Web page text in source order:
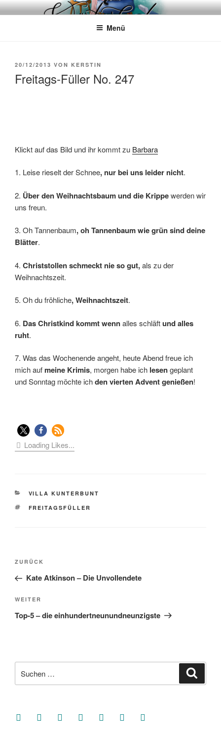
Zum
InhaltWÖRTERKATZE
Von Büchern erzählen
Menü
VERÖFFENTLICHT
20/12/2013 VON KERSTIN
Freitags-Füller No. 247
Klickt auf das Bild und ihr kommt zu Barbara
1. Leise rieselt der Schnee, nur bei uns leider nicht.
2. Über den Weihnachtsbaum und die Krippewerden wir
uns freun.
3. Oh Tannenbaum, oh Tannenbaum wie grün sind deine
Blätter.
4. Christstollen schmeckt nie so gut,als zu der
Weihnachtszeit.
5. Oh du fröhliche, Weihnachtszeit.
6. Das Christkind kommt wennalles schläftund alles
ruht.
7. Was das Wochenende angeht, heute Abend freue ich
mich auf meine Krimis, morgen habe ich lesengeplant
und Sonntag möchte ichden vierten Advent genießen!
Loading Likes...
KATEGORIEN
VILLA KUNTERBUNT
SCHLAGWÖRTER
FREITAGSFÜLLER
Beitragsnavigation
Vorheriger
Beitrag
ZURÜCK
Kate Atkinson – Die Unvollendete
Nächster
Beitrag
WEITER
Top-5 – die einhundertneunundneunzigste
nach:
facebooksoundcloud
twitter mastodoninstagramthreads goodreads